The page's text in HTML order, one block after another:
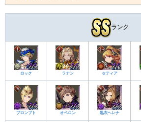
ランク
ロック ラナン セティア
プロンプト オベロン 黒衣ヘレナ